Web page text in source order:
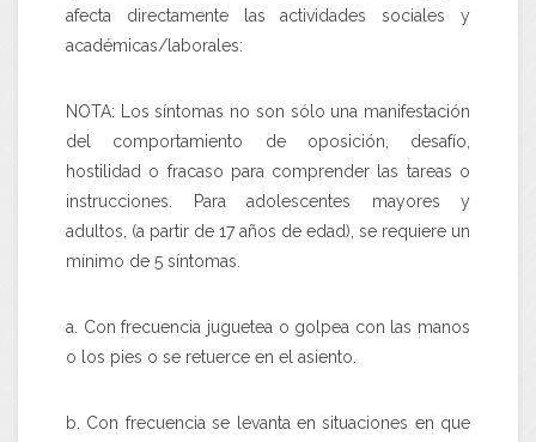
afecta directamente las actividades sociales y
académicas/laborales:
NOTA: Los síntomas no son sólo una manifestación
del comportamiento de oposición, desafío,
hostilidad o fracaso para comprender las tareas o
instrucciones. Para adolescentes mayores y
adultos, (a partir de 17 años de edad), se requiere un
mínimo de 5 síntomas.
a. Con frecuencia juguetea o golpea con las manos
o los pies o se retuerce en el asiento.
b. Con frecuencia se levanta en situaciones en que